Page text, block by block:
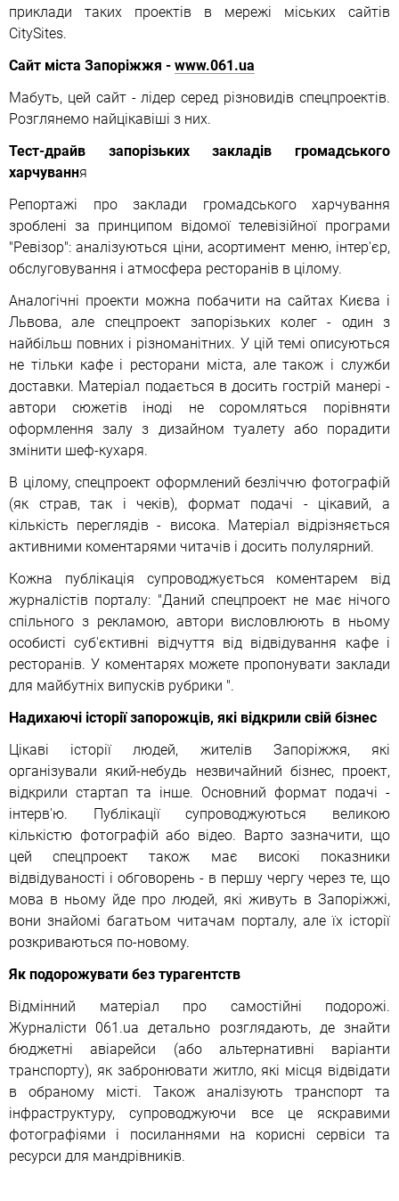
приклади таких проектів в мережі міських сайтів
CitySites.
Сайт міста Запоріжжя - www.061.ua
Мабуть, цей сайт - лідер серед різновидів спецпроектів.
Розглянемо найцікавіші з них.
Тест-драйв запорізьких закладів громадського
харчування
Репортажі про заклади громадського харчування
зроблені за принципом відомої телевізійної програми
"Ревізор": аналізуються ціни, асортимент меню, інтер'єр,
обслуговування і атмосфера ресторанів в цілому.
Аналогічні проекти можна побачити на сайтах Києва і
Львова, але спецпроект запорізьких колег - один з
найбільш повних і різноманітних. У цій темі описуються
не тільки кафе і ресторани міста, але також і служби
доставки. Матеріал подається в досить гострій манері -
автори сюжетів іноді не соромляться порівняти
оформлення залу з дизайном туалету або порадити
змінити шеф-кухаря.
В цілому, спецпроект оформлений безліччю фотографій
(як страв, так і чеків), формат подачі - цікавий, а
кількість переглядів - висока. Матеріал відрізняється
активними коментарями читачів і досить полулярний.
Кожна публікація супроводжується коментарем від
журналістів порталу: "Даний спецпроект не має нічого
спільного з рекламою, автори висловлюють в ньому
особисті суб'єктивні відчуття від відвідування кафе і
ресторанів. У коментарях можете пропонувати заклади
для майбутніх випусків рубрики ".
Надихаючі історії запорожців, які відкрили свій бізнес
Цікаві історії людей, жителів Запоріжжя, які
організували який-небудь незвичайний бізнес, проект,
відкрили стартап та інше. Основний формат подачі -
інтерв'ю. Публікації супроводжуються великою
кількістю фотографій або відео. Варто зазначити, що
цей спецпроект також має високі показники
відвідуваності і обговорень - в першу чергу через те, що
мова в ньому йде про людей, які живуть в Запоріжжі,
вони знайомі багатьом читачам порталу, але їх історії
розкриваються по-новому.
Як подорожувати без турагентств
Відмінний матеріал про самостійні подорожі.
Журналісти 061.ua детально розглядають, де знайти
бюджетні авіарейси (або альтернативні варіанти
транспорту), як забронювати житло, які місця відвідати
в обраному місті. Також аналізують транспорт та
інфраструктуру, супроводжуючи все це яскравими
фотографіями і посиланнями на корисні сервіси та
ресурси для мандрівників.